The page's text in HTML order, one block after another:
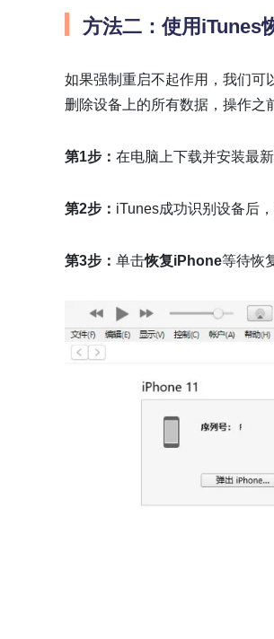
方法二：使用iTunes
如果强制重启不起作用，我们可
删除设备上的所有数据，操作之
第1步： 在电脑上下载并安装最
第2步： iTunes成功识别设备后
第3步： 单击恢复iPhone等待恢